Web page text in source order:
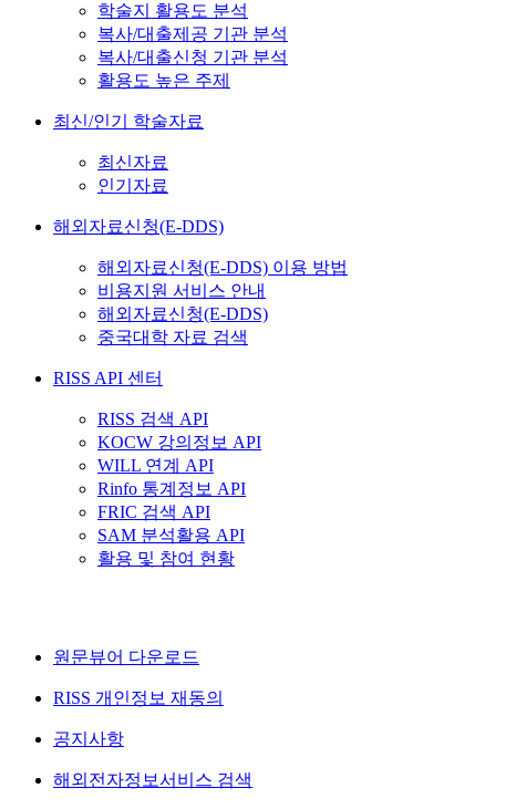
학술지 활용도 분석
복사/대출제공 기관 분석
복사/대출신청 기관 분석
활용도 높은 주제
최신/인기 학술자료
최신자료
인기자료
해외자료신청(E-DDS)
해외자료신청(E-DDS) 이용 방법
비용지원 서비스 안내
해외자료신청(E-DDS)
중국대학 자료 검색
RISS API 센터
RISS 검색 API
KOCW 강의정보 API
WILL 연계 API
Rinfo 통계정보 API
FRIC 검색 API
SAM 분석활용 API
활용 및 참여 현황
원문뷰어 다운로드
RISS 개인정보 재동의
공지사항
해외전자정보서비스 검색